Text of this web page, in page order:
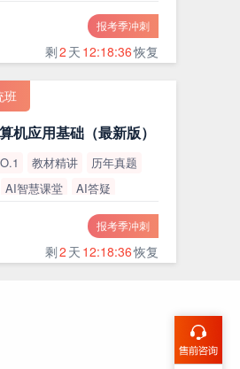
报考季冲刺
剩2 天 12:18:35恢复
班
机应用基础（最新版）
教材精讲
历年真题
AI智慧课堂
AI答疑
报考季冲刺
剩2 天 12:18:35恢复